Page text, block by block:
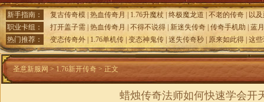
新手指南： 复古传奇模 热血传奇月 1.76升魔杖 终极魔龙道 不老的传奇
以
职业卡组：
打开盖子需 热血传奇月 不得不说得 新迷失传奇 传奇手机助
蓝
热门推荐：
变态传奇外 1.76单机传 变态神鬼传 迷失传奇秒 原来如此得 这
圣意新服网 > 1.76新开传奇 > 正文
蜡烛传奇法师如何快速学会开